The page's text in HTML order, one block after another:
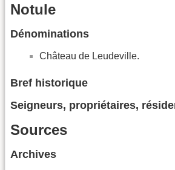
Notule
Dénominations
Château de Leudeville.
Bref historique
Seigneurs, propriétaires,
Sources
Archives